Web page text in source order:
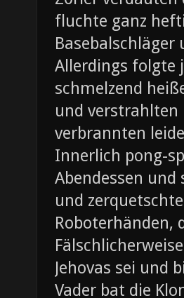
fluchte ganz
Allerdings folgte
schmelzend
und verstrahlten
verbrannten
Innerlich pong-
Abendessen
und
Roboterhänden,
Jehovas sei und
Vader bat die